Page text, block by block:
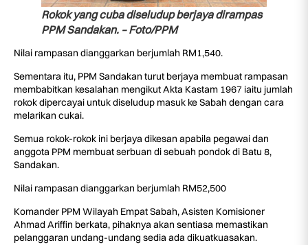
Rokok yang cuba diseludup berjaya dirampas
PPM Sandakan. – Foto/PPM
Nilai rampasan dianggarkan berjumlah RM1,540.
Sementara itu, PPM Sandakan turut berjaya membuat rampasan
membabitkan kesalahan mengikut Akta Kastam 1967 iaitu jumlah
rokok dipercayai untuk diseludup masuk ke Sabah dengan cara
melarikan cukai.
Semua rokok-rokok ini berjaya dikesan apabila pegawai dan
anggota PPM membuat serbuan di sebuah pondok di Batu 8,
Sandakan.
Nilai rampasan dianggarkan berjumlah RM52,500
Komander PPM Wilayah Empat Sabah, Asisten Komisioner
Ahmad Ariffin berkata, pihaknya akan sentiasa memastikan
pelanggaran undang-undang sedia ada dikuatkuasakan.